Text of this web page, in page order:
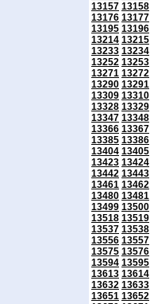
13157 13158
13176 13177
13195 13196
13214 13215
13233 13234
13252 13253
13271 13272
13290 13291
13309 13310
13328 13329
13347 13348
13366 13367
13385 13386
13404 13405
13423 13424
13442 13443
13461 13462
13480 13481
13499 13500
13518 13519
13537 13538
13556 13557
13575 13576
13594 13595
13613 13614
13632 13633
13651 13652